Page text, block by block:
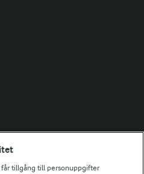
får tillgång till personuppgifter